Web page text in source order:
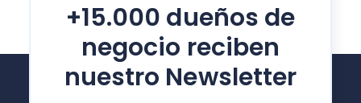
+15.000 dueños de
negocio reciben
nuestro Newsletter